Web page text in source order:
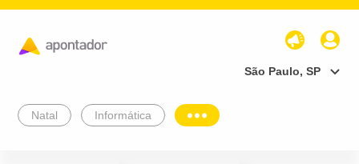
São Paulo, SP
Natal Informática